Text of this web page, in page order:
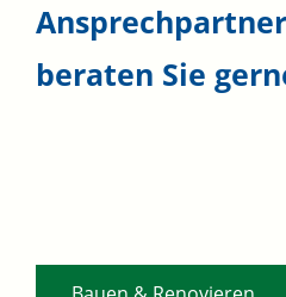
beraten Sie